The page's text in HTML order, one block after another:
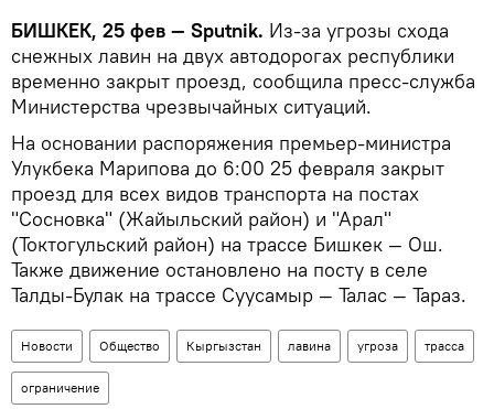
БИШКЕК, 25 фев — Sputnik. Из-за угрозы схода
снежных лавин на двух автодорогах республики
временно закрыт проезд, сообщила пресс-служба
Министерства чрезвычайных ситуаций.
На основании распоряжения премьер-министра
Улукбека Марипова до 6:00 25 февраля закрыт
проезд для всех видов транспорта на постах
"Сосновка" (Жайыльский район) и "Арал"
(Токтогульский район) на трассе Бишкек — Ош.
Также движение остановлено на посту в селе
Талды-Булак на трассе Суусамыр — Талас — Тараз.
Новости Общество Кыргызстан лавина угроза трасса
ограничение